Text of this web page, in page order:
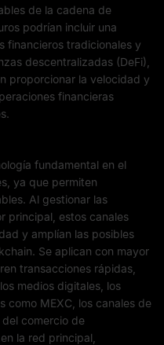
de la cadena de
podrían incluir una
financieros tradicionales y
descentralizadas (DeFi),
proporcionar la velocidad y
financieras
fundamental en el
ya que permiten
Al gestionar las
principal, estos canales
y amplían las posibles
Se aplican con mayor
transacciones rápidas,
medios digitales, los
como MEXC, los canales de
comercio de
la red principal,